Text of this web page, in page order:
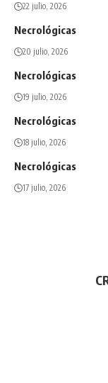
22 julio, 2026
Necrológicas
20 julio, 2026
Necrológicas
19 julio, 2026
Necrológicas
18 julio, 2026
Necrológicas
17 julio, 2026